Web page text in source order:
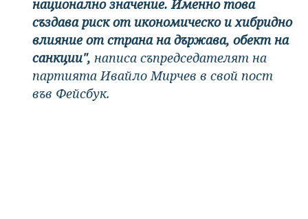
национално значение. Именно това
създава риск от икономическо и хибридно
влияние от страна на държава, обект на
санкции", написа съпредседателят на
партията Ивайло Мирчев в свой пост
във Фейсбук.